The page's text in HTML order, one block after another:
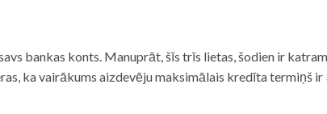
bankas konts. Manuprāt, šīs trīs lietas, šodien ir
ka vairākums aizdevēju maksimālais kredīta termiņš ir